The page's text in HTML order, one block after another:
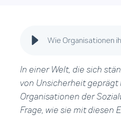
In einer Welt, die sich
von Unsicherheit geprägt
Organisationen der
Frage, wie sie mit diesen